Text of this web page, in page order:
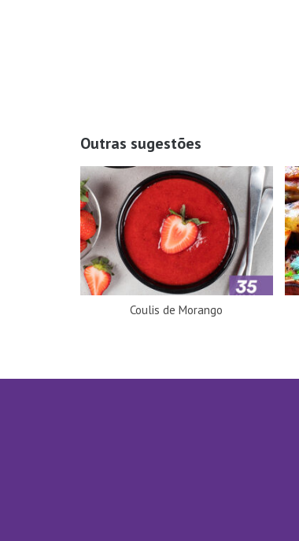
Outras sugestões
Coulis de Morango